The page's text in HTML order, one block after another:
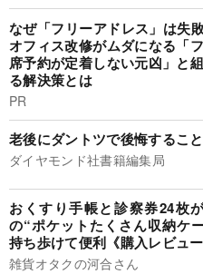
なぜ「フリーアドレス」は失
オフィス改修がムダになる「
席予約が定着しない元凶」と
る解決策とは
PR
老後にダントツで後悔するこ
ダイヤモンド社書籍編集局
おくすり手帳と診察券24枚
の“ポケットたくさん収納ケ
持ち歩けて便利《購入レビュー
雑貨オタクの河合さん